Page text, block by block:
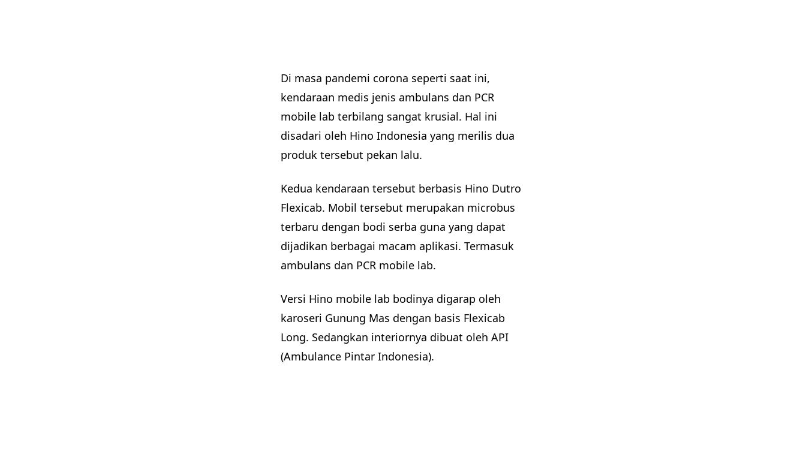
Di masa pandemi corona seperti saat ini,
kendaraan medis jenis ambulans dan PCR
mobile lab terbilang sangat krusial. Hal ini
disadari oleh Hino Indonesia yang merilis dua
produk tersebut pekan lalu.
Kedua kendaraan tersebut berbasis Hino Dutro
Flexicab. Mobil tersebut merupakan microbus
terbaru dengan bodi serba guna yang dapat
dijadikan berbagai macam aplikasi. Termasuk
ambulans dan PCR mobile lab.
Versi Hino mobile lab bodinya digarap oleh
karoseri Gunung Mas dengan basis Flexicab
Long. Sedangkan interiornya dibuat oleh API
(Ambulance Pintar Indonesia).